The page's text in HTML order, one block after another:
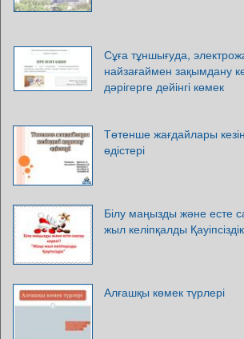
Сұға тұншығуда,
найзағаймен зақымдану
дәрігерге дейінгі көмек
Төтенше жағдайлары
өдістері
Білу маңызды және есте
жыл келіпқалды
Алғашқы көмек түрлері